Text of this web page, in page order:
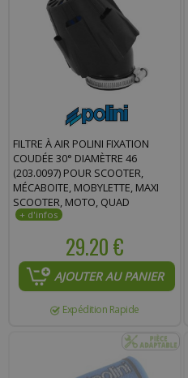
FILTRE À AIR POLINI FIXATION
COUDÉE 30° DIAMÈTRE 46
(203.0097) POUR SCOOTER,
MÉCABOITE, MOBYLETTE, MAXI
SCOOTER, MOTO, QUAD
29.20 €
AJOUTER AU PANIER
Expédition Rapide